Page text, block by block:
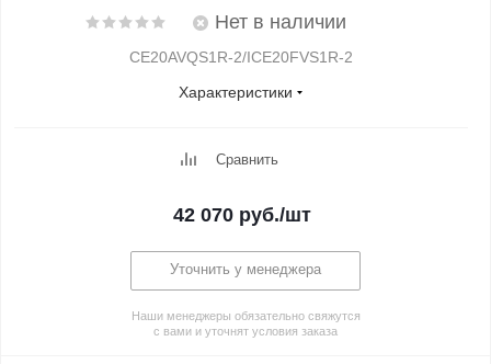
Нет в наличии
CE20AVQS1R-2/ICE20FVS1R-2
Характеристики
Сравнить
42 070руб./шт
Уточнить у менеджера
Наши менеджеры обязательно свяжутся
с вами и уточнят условия заказа